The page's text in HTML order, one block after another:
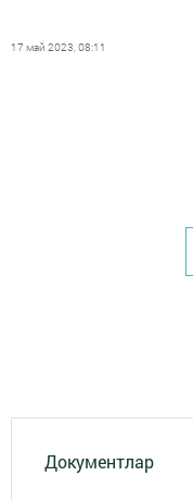
17 май 2023, 08:11
Документлар